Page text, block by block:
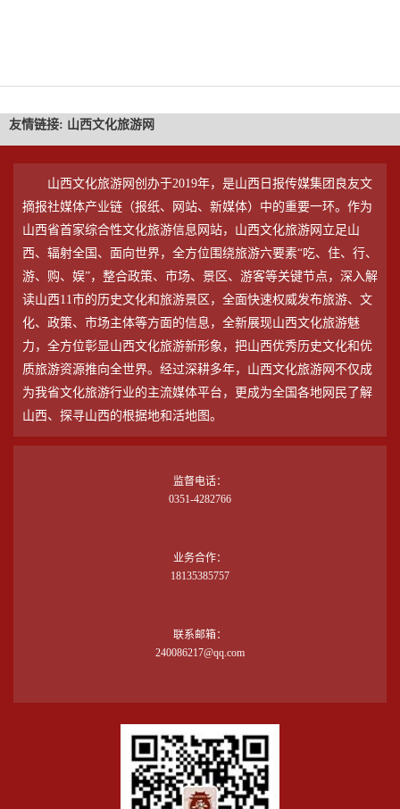
友情链接: 山西文化旅游网
山西文化旅游网创办于2019年，是山西日报传媒集团良友文
摘报社媒体产业链（报纸、网站、新媒体）中的重要一环。作为
山西省首家综合性文化旅游信息网站，山西文化旅游网立足山
西、辐射全国、面向世界，全方位围绕旅游六要素“吃、住、行、
游、购、娱”，整合政策、市场、景区、游客等关键节点，深入解
读山西11市的历史文化和旅游景区，全面快速权威发布旅游、文
化、政策、市场主体等方面的信息，全新展现山西文化旅游魅
力，全方位彰显山西文化旅游新形象，把山西优秀历史文化和优
质旅游资源推向全世界。经过深耕多年，山西文化旅游网不仅成
为我省文化旅游行业的主流媒体平台，更成为全国各地网民了解
山西、探寻山西的根据地和活地图。
监督电话：
0351-4282766
业务合作：
18135385757
联系邮箱：
240086217@qq.com